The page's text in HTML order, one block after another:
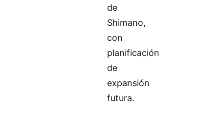
de
Shimano,
con
planificación
de
expansión
futura.